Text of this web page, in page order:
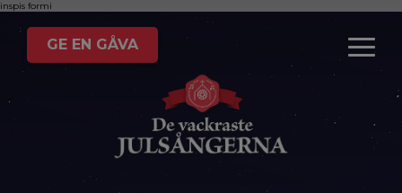
GE EN GÅVA
inspis formi